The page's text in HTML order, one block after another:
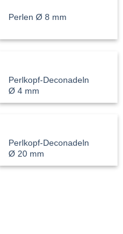
Perlen Ø 8 mm
Perlkopf-Deconadeln
Ø 4 mm
Perlkopf-Deconadeln
Ø 20 mm